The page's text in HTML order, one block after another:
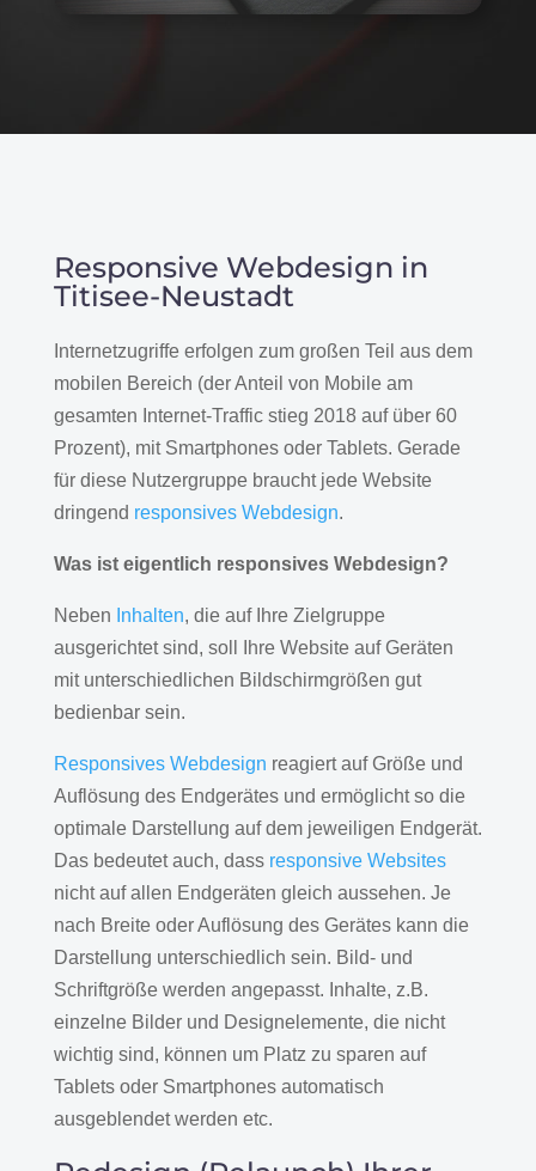
Responsive Webdesign in
Titisee-Neustadt
Internetzugriffe erfolgen zum großen Teil aus dem
mobilen Bereich (der Anteil von Mobile am
gesamten Internet-Traffic stieg 2018 auf über 60
Prozent), mit Smartphones oder Tablets. Gerade
für diese Nutzergruppe braucht jede Website
dringend responsives Webdesign.
Was ist eigentlich responsives Webdesign?
Neben Inhalten, die auf Ihre Zielgruppe
ausgerichtet sind, soll Ihre Website auf Geräten
mit unterschiedlichen Bildschirmgrößen gut
bedienbar sein.
Responsives Webdesign reagiert auf Größe und
Auflösung des Endgerätes und ermöglicht so die
optimale Darstellung auf dem jeweiligen Endgerät.
Das bedeutet auch, dass responsive Websites
nicht auf allen Endgeräten gleich aussehen. Je
nach Breite oder Auflösung des Gerätes kann die
Darstellung unterschiedlich sein. Bild- und
Schriftgröße werden angepasst. Inhalte, z.B.
einzelne Bilder und Designelemente, die nicht
wichtig sind, können um Platz zu sparen auf
Tablets oder Smartphones automatisch
ausgeblendet werden etc.